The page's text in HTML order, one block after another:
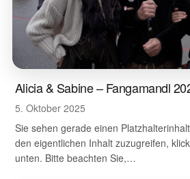
Alicia & Sabine – Fangamandl
5. Oktober 2025
Sie sehen gerade einen
den eigentlichen Inhalt zuzugreifen,
unten. Bitte beachten Sie,…